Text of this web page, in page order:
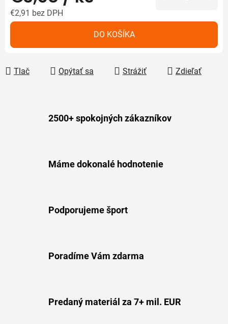
€2,91 bez DPH
DO KOŠÍKA
Tlač Opýtať sa Strážiť Zdieľať
2500+ spokojných zákazníkov
Máme dokonalé hodnotenie
Podporujeme šport
Poradíme Vám zdarma
Predaný materiál za 7+ mil. EUR